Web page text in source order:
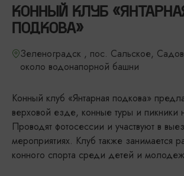
КОННЫЙ КЛУБ
ПОДКОВА»
Зеленоградск , ​пос. Сальское,
около водонапорной башни
Конный клуб «Янтарная подкова»
верховой езде, конные туры и пикники
Проводят фотосессии и участвуют в
мероприятиях. Клуб также занимается
конного спорта среди детей и